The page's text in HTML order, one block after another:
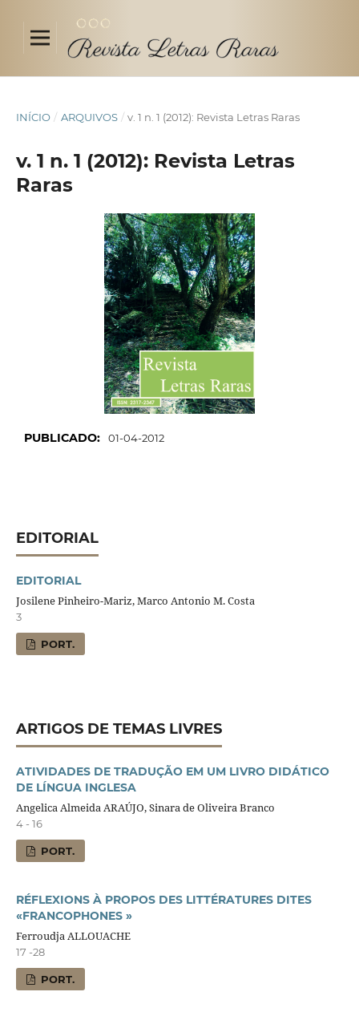
INÍCIO / ARQUIVOS / v. 1 n. 1 (2012): Revista Letras Raras
v. 1 n. 1 (2012): Revista Letras
Raras
PUBLICADO: 01-04-2012
EDITORIAL
EDITORIAL
Josilene Pinheiro-Mariz, Marco Antonio M. Costa
3
PORT.
ARTIGOS DE TEMAS LIVRES
ATIVIDADES DE TRADUÇÃO EM UM LIVRO DIDÁTICO
DE LÍNGUA INGLESA
Angelica Almeida ARAÚJO, Sinara de Oliveira Branco
4 - 16
PORT.
RÉFLEXIONS À PROPOS DES LITTÉRATURES DITES
«FRANCOPHONES »
Ferroudja ALLOUACHE
17 -28
PORT.